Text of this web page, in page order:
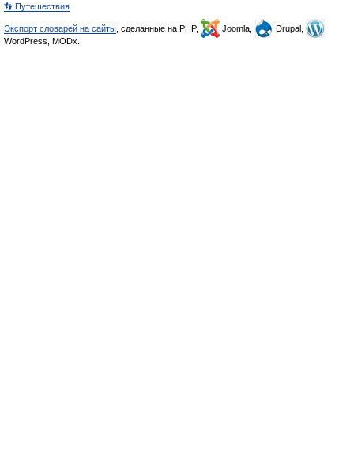
👣 Путешествия
Экспорт словарей на сайты , сделанные на PHP, Joomla,
Drupal,
WordPress, MODx.